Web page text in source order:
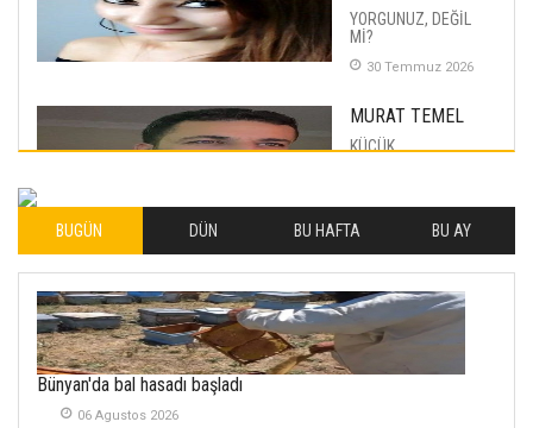
YORGUNUZ, DEĞİL
Mİ?
30 Temmuz 2026
MURAT TEMEL
KÜÇÜK
İLHAN YILMAZ
SOFRADA AYRIMCILIK
VAR
26 Subat 2026
METİN ERTEM
BUGÜN DÜN BU HAFTA BU AY
Bünyan'da bal hasadı başladı
06 Agustos 2026